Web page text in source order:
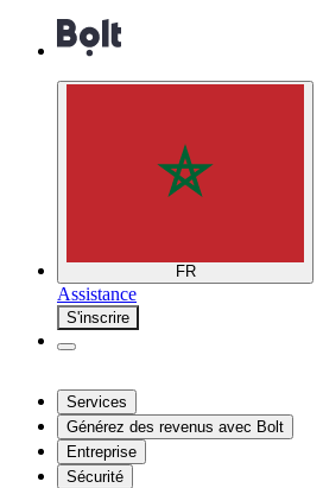
FR
Assistance
S'inscrire
Services
Générez des revenus avec Bolt
Entreprise
Sécurité